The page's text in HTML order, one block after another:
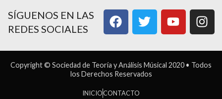
SÍGUENOS EN LAS
REDES SOCIALES
Copyright © Sociedad de Teoría y Análisis Músical 2020 • Todos
los Derechos Reservados
INICIOCONTACTO